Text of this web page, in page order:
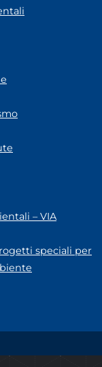
– VIA
speciali per